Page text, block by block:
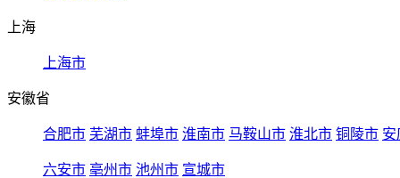
上海
上海市
安徽省
合肥市 芜湖市 蚌埠市 淮南市 马鞍山市 淮北市 铜陵市 安
六安市 亳州市 池州市 宣城市